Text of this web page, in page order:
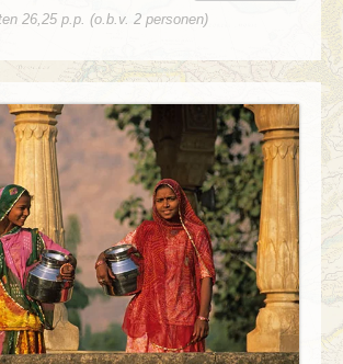
26,25 p.p. (o.b.v. 2 personen)